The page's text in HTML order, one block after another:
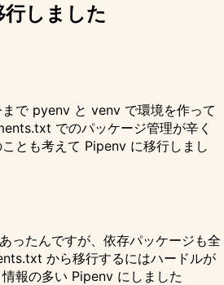
しました
で pyenv と venv で環境を作って
でのパッケージ管理が辛く
とも考えて Pipenv に移行しまし
ったんですが、依存パッケージも全
から移行するにはハードルが
報の多い Pipenv にしました